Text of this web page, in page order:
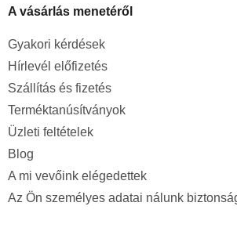
A vásárlás menetéről
Gyakori kérdések
Hírlevél előfizetés
Szállítás és fizetés
Terméktanúsítványok
Üzleti feltételek
Blog
A mi vevőink elégedettek
Az Ön személyes adatai nálunk